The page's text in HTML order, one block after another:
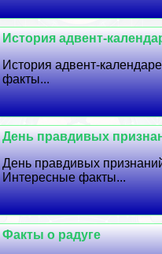
История адвент-
История адвент-
факты...
День правдивых
День правдивых
Интересные факты...
Факты о радуге